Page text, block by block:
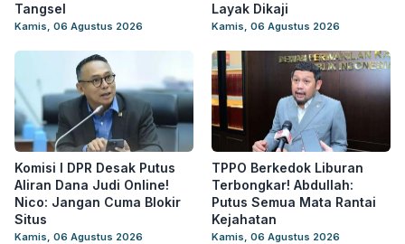
Tangsel
Kamis, 06 Agustus 2026
Layak Dikaji
Kamis, 06 Agustus 2026
Komisi I DPR Desak Putus
Aliran Dana Judi Online!
Nico: Jangan Cuma Blokir
Situs
Kamis, 06 Agustus 2026
TPPO Berkedok Liburan
Terbongkar! Abdullah:
Putus Semua Mata Rantai
Kejahatan
Kamis, 06 Agustus 2026